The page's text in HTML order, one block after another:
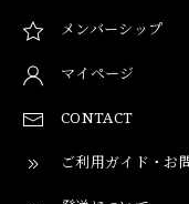
メンバーシップ
マイページ
CONTACT
ご利用ガイド・お